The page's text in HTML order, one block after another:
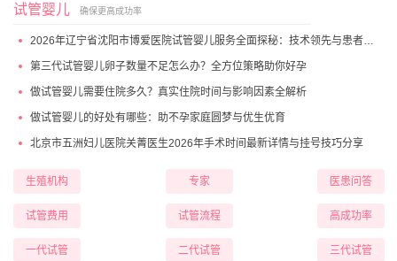
试管婴儿 确保更高成功率
2026年辽宁省沈阳市博爱医院试管婴儿服务全面探秘：技术领先与患者高满意度
第三代试管婴儿卵子数量不足怎么办？全方位策略助你好孕
做试管婴儿需要住院多久？真实住院时间与影响因素全解析
做试管婴儿的好处有哪些：助不孕家庭圆梦与优生优育
北京市五洲妇儿医院关菁医生2026年手术时间最新详情与挂号技巧分享
生殖机构 专家 医患问答
试管费用 试管流程 高成功率
一代试管 二代试管 三代试管